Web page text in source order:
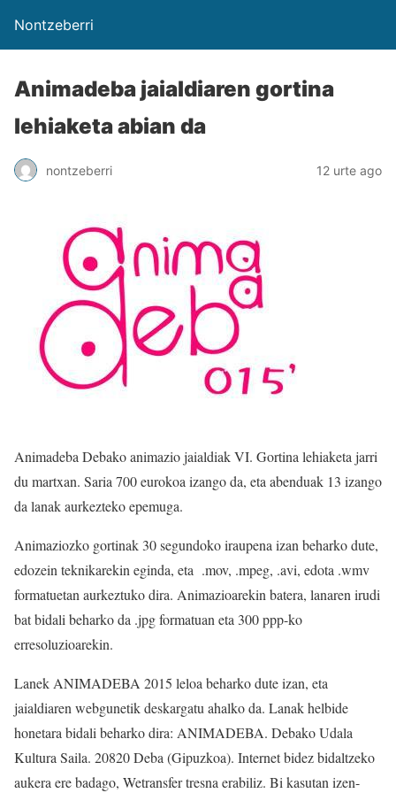
Nontzeberri
Animadeba jaialdiaren gortina
lehiaketa abian da
nontzeberri 12 urte ago
Animadeba Debako animazio jaialdiak VI. Gortina lehiaketa jarri
du martxan. Saria 700 eurokoa izango da, eta abenduak 13 izango
da lanak aurkezteko epemuga.
Animaziozko gortinak 30 segundoko iraupena izan beharko dute,
edozein teknikarekin eginda, eta .mov, .mpeg, .avi, edota .wmv
formatuetan aurkeztuko dira. Animazioarekin batera, lanaren irudi
bat bidali beharko da .jpg formatuan eta 300 ppp-ko
erresoluzioarekin.
Lanek ANIMADEBA 2015 leloa beharko dute izan, eta
jaialdiaren webgunetik deskargatu ahalko da. Lanak helbide
honetara bidali beharko dira: ANIMADEBA. Debako Udala
Kultura Saila. 20820 Deba (Gipuzkoa). Internet bidez bidaltzeko
aukera ere badago, Wetransfer tresna erabiliz. Bi kasutan izen-